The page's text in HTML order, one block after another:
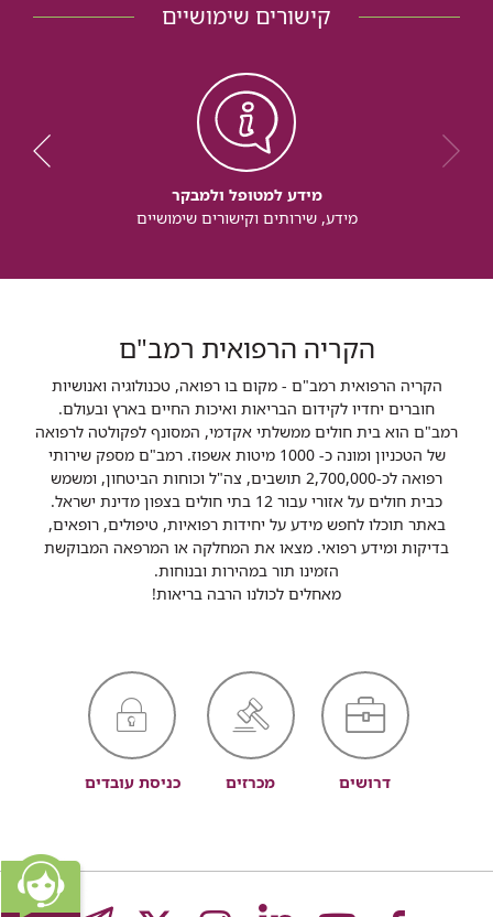
קישורים שימושיים
מידע למטופל ולמבקר
מידע, שירותים וקישורים שימושיים
הקריה הרפואית רמב"ם
הקריה הרפואית רמב"ם - מקום בו רפואה, טכנולוגיה ואנושיות
חוברים יחדיו לקידום הבריאות ואיכות החיים בארץ ובעולם.
רמב"ם הוא בית חולים ממשלתי אקדמי, המסונף לפקולטה לרפואה
של הטכניון ומונה כ- 1000 מיטות אשפוז. רמב"ם מספק שירותי
רפואה לכ-2,700,000 תושבים, צה"ל וכוחות הביטחון, ומשמש
כבית חולים על אזורי עבור 12 בתי חולים בצפון מדינת ישראל.
באתר תוכלו לחפש מידע על יחידות רפואיות, טיפולים, רופאים,
בדיקות ומידע רפואי. מצאו את המחלקה או המרפאה המבוקשת
הזמינו תור במהירות ובנוחות.
מאחלים לכולנו הרבה בריאות!
דרושים מכרזים כניסת עובדים